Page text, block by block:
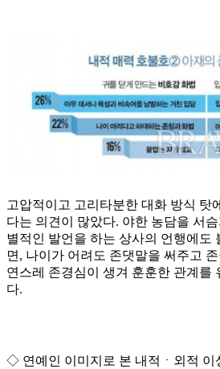
고압적이고 고리타분한 대화 방식 탓
다는 의견이 많았다. 야한 농담을 서
별적인 발언을 하는 상사의 언행에도
면, 나이가 어려도 존댓말을 써주고
연스레 존경심이 생겨 훈훈한 관계를
다.
◇ 연예인 이미지로 본 내적ㆍ외적 이